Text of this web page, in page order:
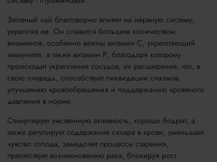
Зеленый чай благотворно влияет на нервную систему,
укрепляя ее. Он славится большим количеством
витаминов, особенно важны витамин С, укрепляющий
иммунитет, а также витамин Р, благодаря которому
происходит укрепление сосудов, их расширение, что, в
свою очередь, способствует ликвидации спазмов,
улучшению кровообращения и поддержанию кровяного
давления в норме.
Стимулирует умственную активность, хорошо бодрит, а
также регулирует содержание сахара в крови, уменьшает
чувство голода, замедляет процессы старения,
препятствует возникновению рака, блокируя рост